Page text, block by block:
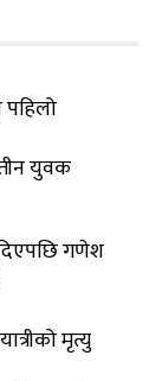
पहिलो
युवक
गणेश
मृत्यु